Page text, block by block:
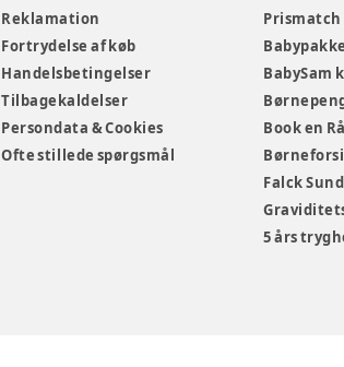
Reklamation
Fortrydelse af køb
Handelsbetingelser
Tilbagekaldelser
Persondata & Cookies
Ofte stillede spørgsmål
Prismatch
Babypakke
BabySam
Book en
Falck
5 års